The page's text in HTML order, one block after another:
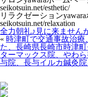
seikotsuin.net/esthetic/
リラクゼーション
seikotsuin.net/relaxation
全力朝礼♪見に来ません
« 時津町で交通事故治
た、長崎県長崎市時津
ターマックス院、やわ
与院、長与イルカ鍼灸